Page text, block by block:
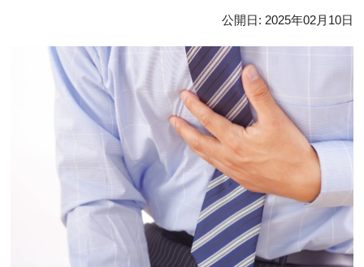
公開日: 2025年02月10日